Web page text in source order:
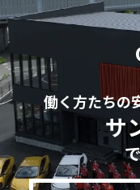
働く方たちの
サ